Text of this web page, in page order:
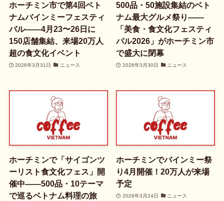
ホーチミン市で第4回ベト
ナムバインミーフェスティ
バル——4月23〜26日に
150店舗集結、来場20万人
超の食文化イベント
2026年3月31日 ニュース
500品・50施設集結のベト
ナム最大グルメ祭り——
「美食・食文化フェスティ
バル2026」がホーチミン市
で盛大に閉幕
2026年3月30日 ニュース
ホーチミンで「サイゴンツ
ーリスト食文化フェス」開
催中——500品・10テーマ
で巡るベトナム料理の旅
ホーチミンでバインミー祭
り4月開催！20万人が来場
予定
2026年3月24日 ニュース